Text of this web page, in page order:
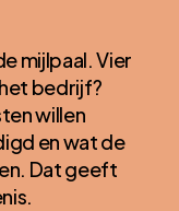
mijlpaal. Vier
bedrijf?
willen
en wat de
Dat geeft